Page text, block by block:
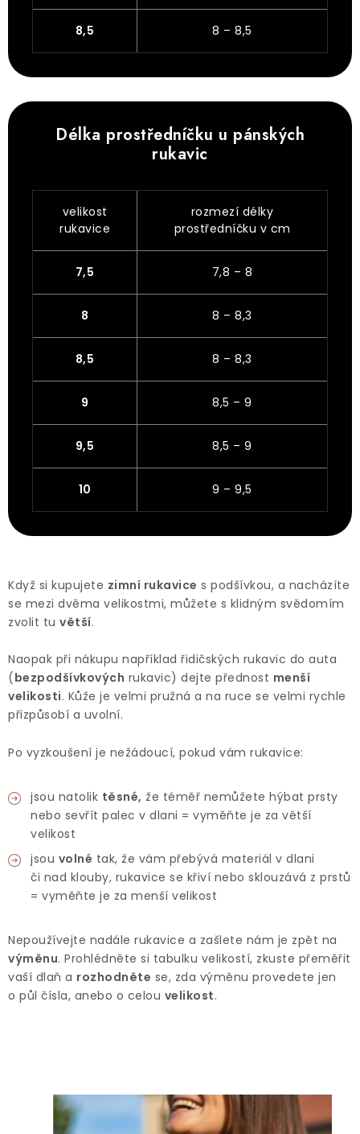
8,5 8 – 8,5
Délka prostředníčku u pánských
rukavic
velikost
rukavice
rozmezí délky
prostředníčku v cm
7,5 7,8 – 8
8 8 – 8,3
8,5 8 – 8,3
9 8,5 – 9
9,5 8,5 – 9
10 9 – 9,5
Když si kupujete zimní rukavice s podšívkou, a nacházíte
se mezi dvěma velikostmi, můžete s klidným svědomím
zvolit tu větší.
Naopak při nákupu například řidičských rukavic do auta
(bezpodšívkových rukavic) dejte přednost menší
velikosti. Kůže je velmi pružná a na ruce se velmi rychle
přizpůsobí a uvolní.
Po vyzkoušení je nežádoucí, pokud vám rukavice:
jsou natolik těsné, že téměř nemůžete hýbat prsty
nebo sevřít palec v dlani = vyměňte je za větší
velikost
jsou volné tak, že vám přebývá materiál v dlani
či nad klouby, rukavice se křiví nebo sklouzává z prstů
= vyměňte je za menší velikost
Nepoužívejte nadále rukavice a zašlete nám je zpět na
výměnu. Prohlédněte si tabulku velikostí, zkuste přeměřit
vaší dlaň a rozhodněte se, zda výměnu provedete jen
o půl čísla, anebo o celou velikost.